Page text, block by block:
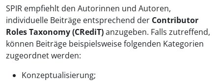
SPIR empfiehlt den Autorinnen und Autoren,
individuelle Beiträge entsprechend der Contributor
Roles Taxonomy (CRediT)anzugeben. Falls zutreffend,
können Beiträge beispielsweise folgenden Kategorien
zugeordnet werden:
Konzeptualisierung;